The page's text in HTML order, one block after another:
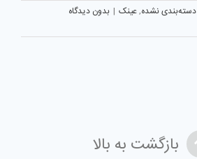
دسته‌بندی نشده,عینک | بدون دیدگاه
بازگشت به بالا